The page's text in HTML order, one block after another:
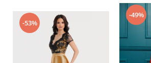
-53%
-49%